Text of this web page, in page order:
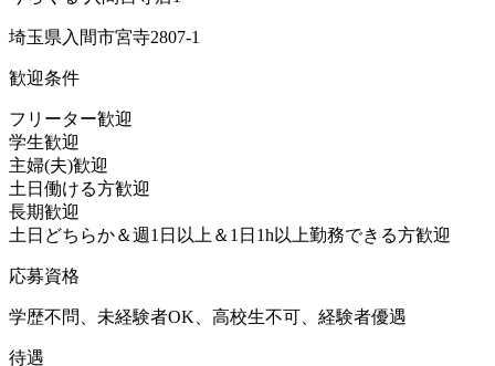
埼玉県入間市宮寺2807-1
歓迎条件
フリーター歓迎
学生歓迎
主婦(夫)歓迎
土日働ける方歓迎
長期歓迎
土日どちらか＆週1日以上＆1日1h以上勤務できる方歓迎
応募資格
学歴不問、未経験者OK、高校生不可、経験者優遇
待遇